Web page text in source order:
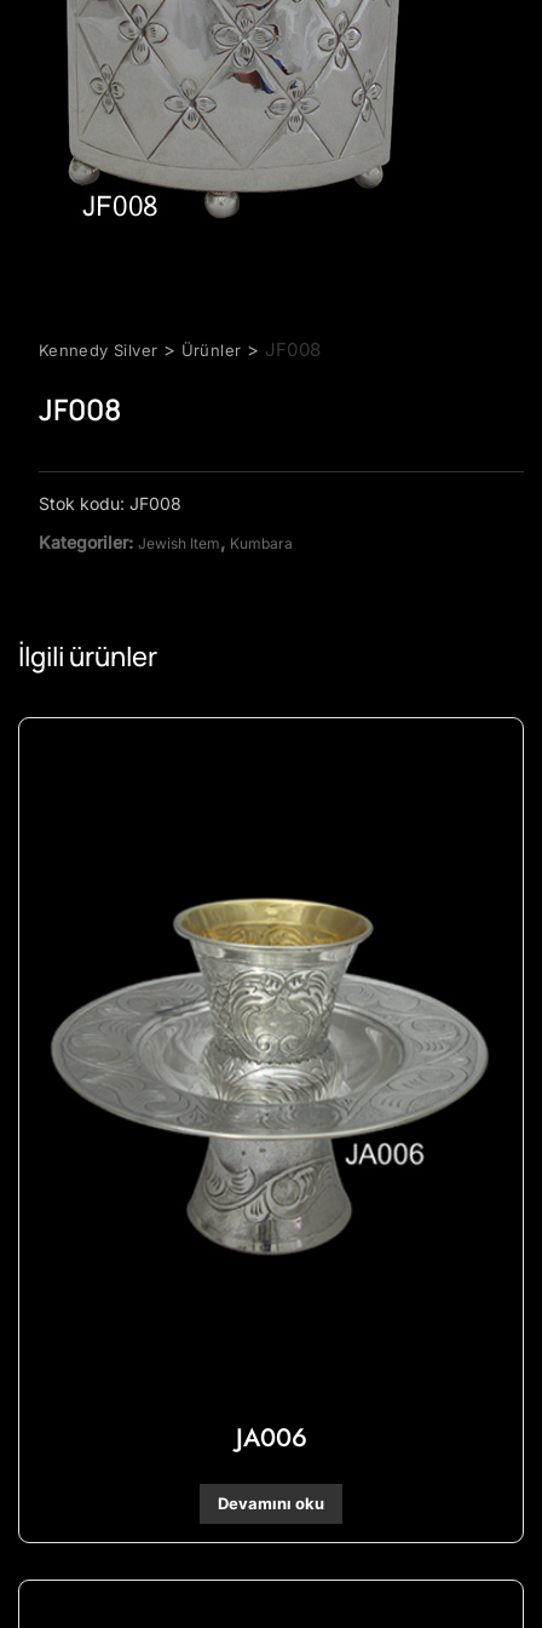
Kennedy Silver > Ürünler > JF008
JF008
Stok kodu: JF008
Kategoriler: Jewish Item, Kumbara
İlgili ürünler
JA006
Devamını oku